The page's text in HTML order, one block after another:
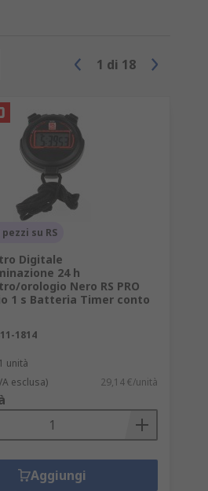
1 di 18
su RS
Digitale
24 h
orologio Nero RS PRO
1 s Batteria Timer conto
1814
unità
esclusa) 29,14 €/unità
Aggiungi